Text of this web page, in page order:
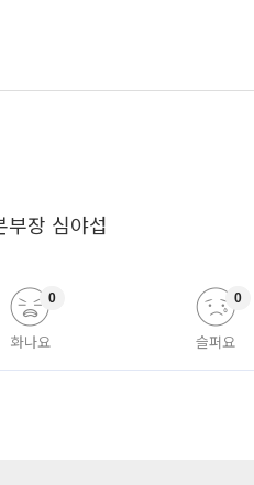
장 심야섭
화나요
0
슬퍼요
0